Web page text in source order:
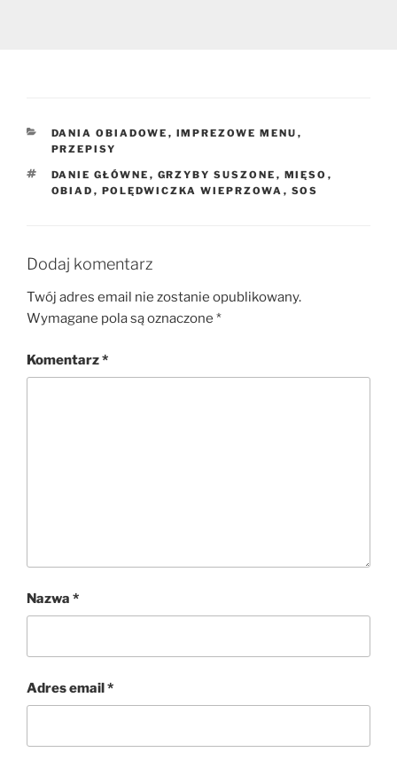
KATEGORIE
DANIA OBIADOWE , IMPREZOWE MENU ,
PRZEPISY
TAGI
DANIE GŁÓWNE , GRZYBY SUSZONE , MIĘSO ,
OBIAD , POLĘDWICZKA WIEPRZOWA , SOS
Dodaj komentarz
Twój adres email nie zostanie opublikowany.
Wymagane pola są oznaczone *
Komentarz*
Nazwa *
Adres email*